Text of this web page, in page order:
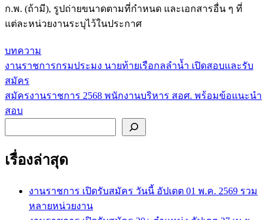
ก.พ. (ถ้ามี), รูปถ่ายขนาดตามที่กำหนด และเอกสารอื่น ๆ ที่
แต่ละหน่วยงานระบุไว้ในประกาศ
บทความ
แนะแนว
เรื่อง
งานราชการกรมประมง นายท้ายเรือกลลำน้ำ เปิดสอบและรับ
สมัคร
สมัครงานราชการ 2568 พนักงานบริหาร สอศ. พร้อมข้อแนะนำ
สอบ
เรื่องล่าสุด
งานราชการ เปิดรับสมัคร วันนี้ อัปเดต 01 พ.ค. 2569 รวม
หลายหน่วยงาน